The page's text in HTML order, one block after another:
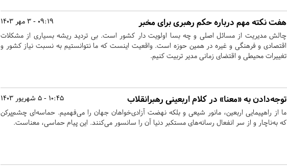
09:19 - 3 مهر 1403 هفت نکته مهم درباره حکم رهبری برای مخبر
چالش مدیریت از مسائل اصلی و چه بسا اولویت دار کشور است. بی تردید ریشه بسیاری از مشکلات
اقتصادی و فرهنگی و غیره در همین حوزه است. واقعیت اینست که ما نتوانستیم به نسبت نیاز کشور و
تغییرات محیطی و اقتضای زمانی مدیر تربیت کنیم.
10:45 - 5 شهریور 1403 توجه‌دادن به «معنا» در کلام اربعینی رهبر‌انقلاب
ما از راهپیمایی اربعین، مانور شیعی و بلکه نهضت آزادی‌خواهان جهان را می‌فهمیم. حماسه‌ای چشم‌پرکن
که به‌ناچار و از سر انفعال رسانه‌های مستکبر دنیا آن ‌را سانسور می‌کنند. این پیام حماسی، معناست.